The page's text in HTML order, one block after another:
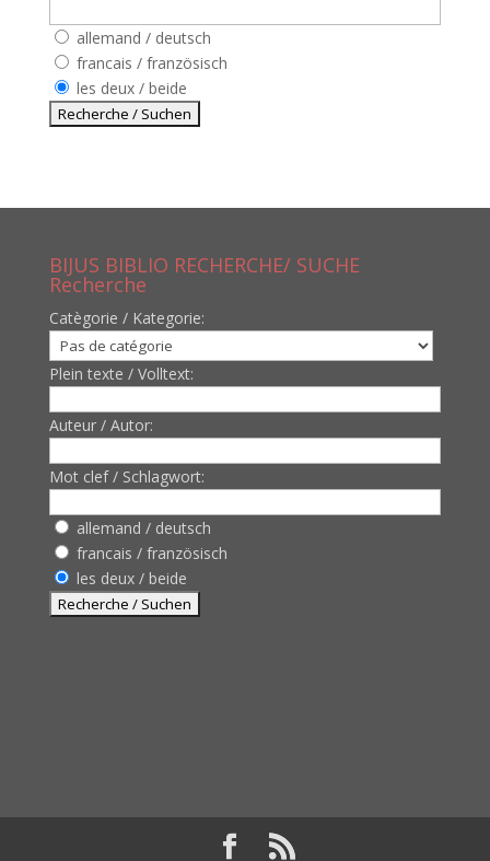
allemand / deutsch
francais / französisch
les deux / beide
BIJUS BIBLIO RECHERCHE/ SUCHE
Recherche
Catègorie / Kategorie:
Plein texte / Volltext:
Auteur / Autor:
Mot clef / Schlagwort:
allemand / deutsch
francais / französisch
les deux / beide